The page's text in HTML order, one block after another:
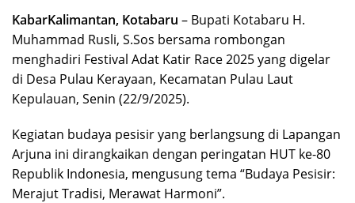
KabarKalimantan, Kotabaru – Bupati Kotabaru H.
Muhammad Rusli, S.Sos bersama rombongan
menghadiri Festival Adat Katir Race 2025 yang digelar
di Desa Pulau Kerayaan, Kecamatan Pulau Laut
Kepulauan, Senin (22/9/2025).
Kegiatan budaya pesisir yang berlangsung di Lapangan
Arjuna ini dirangkaikan dengan peringatan HUT ke-80
Republik Indonesia, mengusung tema “Budaya Pesisir:
Merajut Tradisi, Merawat Harmoni”.